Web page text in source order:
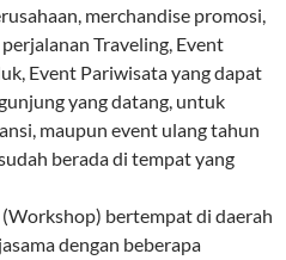
merchandise promosi,
Traveling, Event
Event Pariwisata yang dapat
yang datang, untuk
maupun event ulang tahun
berada di tempat yang
bertempat di daerah
dengan beberapa